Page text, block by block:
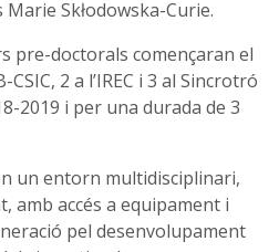
Skłodowska-Curie.
pre-doctorals començaran el
2 a l’IREC i 3 al Sincrotró
2019 i per una durada de 3
un entorn multidisciplinari,
amb accés a equipament i
pel desenvolupament